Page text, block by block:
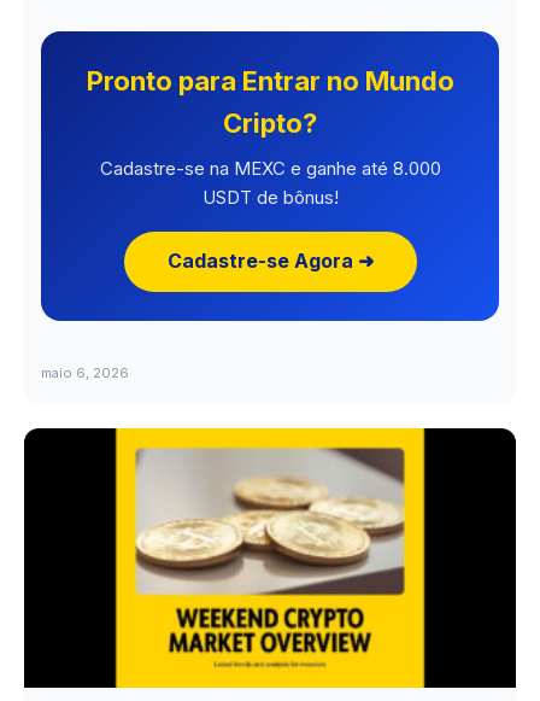
Pronto para Entrar no Mundo
Cripto?
Cadastre-se na MEXC e ganhe até 8.000
USDT de bônus!
Cadastre-se Agora ➜
maio 6, 2026